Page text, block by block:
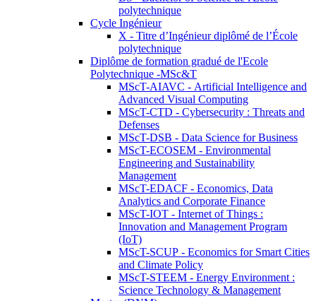
polytechnique
Cycle Ingénieur
X - Titre d’Ingénieur diplômé de l’École
polytechnique
Diplôme de formation gradué de l'Ecole
Polytechnique -MSc&T
MScT-AIAVC - Artificial Intelligence and
Advanced Visual Computing
MScT-CTD - Cybersecurity : Threats and
Defenses
MScT-DSB - Data Science for Business
MScT-ECOSEM - Environmental
Engineering and Sustainability
Management
MScT-EDACF - Economics, Data
Analytics and Corporate Finance
MScT-IOT - Internet of Things :
Innovation and Management Program
(IoT)
MScT-SCUP - Economics for Smart Cities
and Climate Policy
MScT-STEEM - Energy Environment :
Science Technology & Management